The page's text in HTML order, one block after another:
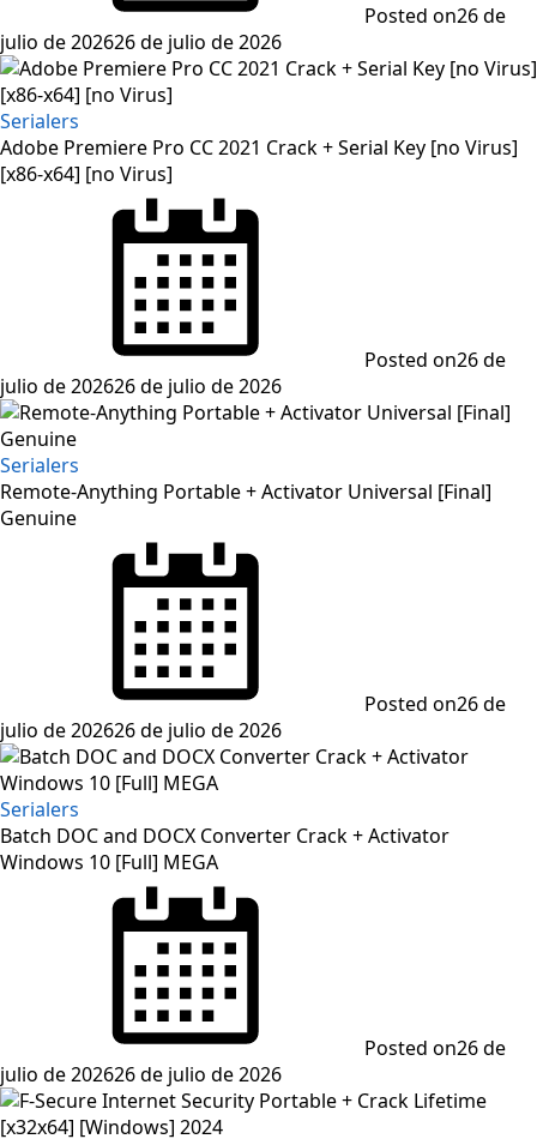
Posted on26 de
julio de 202626 de julio de 2026
Serialers
Adobe Premiere Pro CC 2021 Crack + Serial Key [no Virus]
[x86-x64] [no Virus]
Posted on26 de
julio de 202626 de julio de 2026
Serialers
Remote-Anything Portable + Activator Universal [Final]
Genuine
Posted on26 de
julio de 202626 de julio de 2026
Serialers
Batch DOC and DOCX Converter Crack + Activator
Windows 10 [Full] MEGA
Posted on26 de
julio de 202626 de julio de 2026